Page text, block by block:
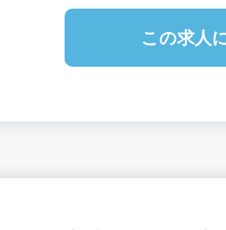
この求人